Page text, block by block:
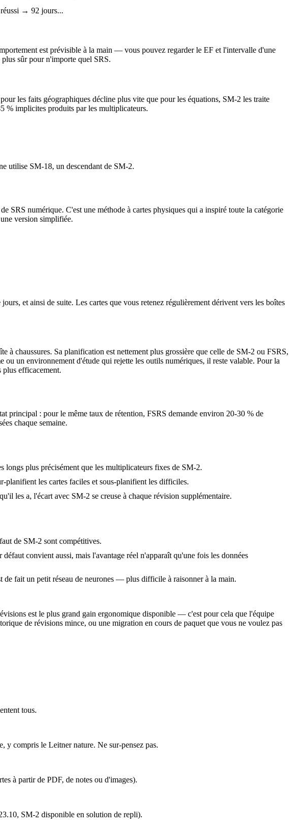
→ 92 jours...
est prévisible à la main — vous pouvez regarder le EF et l'intervalle d'une
sûr pour n'importe quel SRS.
les faits géographiques décline plus vite que pour les équations, SM-2 les traite
% implicites produits par les multiplicateurs.
utilise SM-18, un descendant de SM-2.
SRS numérique. C'est une méthode à cartes physiques qui a inspiré toute la catégorie
version simplifiée.
et ainsi de suite. Les cartes que vous retenez régulièrement dérivent vers les boîtes
chaussures. Sa planification est nettement plus grossière que celle de SM-2 ou FSRS,
un environnement d'étude qui rejette les outils numériques, il reste valable. Pour la
efficacement.
principal : pour le même taux de rétention, FSRS demande environ 20-30 % de
chaque semaine.
plus précisément que les multiplicateurs fixes de SM-2.
les cartes faciles et sous-planifient les difficiles.
les a, l'écart avec SM-2 se creuse à chaque révision supplémentaire.
de SM-2 sont compétitives.
convient aussi, mais l'avantage réel n'apparaît qu'une fois les données
fait un petit réseau de neurones — plus difficile à raisonner à la main.
est le plus grand gain ergonomique disponible — c'est pour cela que l'équipe
de révisions mince, ou une migration en cours de paquet que vous ne voulez pas
tous.
compris le Leitner nature. Ne sur-pensez pas.
à partir de PDF, de notes ou d'images).
SM-2 disponible en solution de repli).